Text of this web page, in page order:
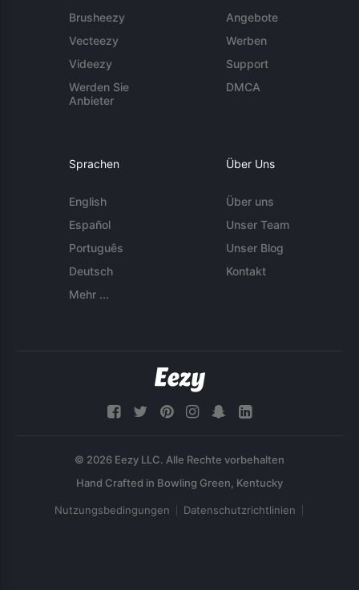
Brusheezy
Vecteezy
Videezy
Werden Sie
Anbieter
Angebote
Werben
Support
DMCA
Sprachen
English
Español
Português
Deutsch
Mehr ...
Über Uns
Über uns
Unser Team
Unser Blog
Kontakt
© 2026 Eezy LLC. Alle Rechte vorbehalten
Nutzungsbedingungen Datenschutzrichtlinien